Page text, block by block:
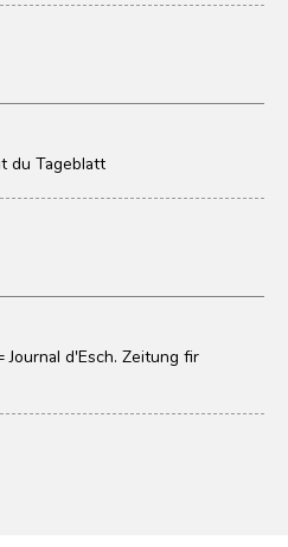
du Tageblatt
d'Esch. Zeitung fir